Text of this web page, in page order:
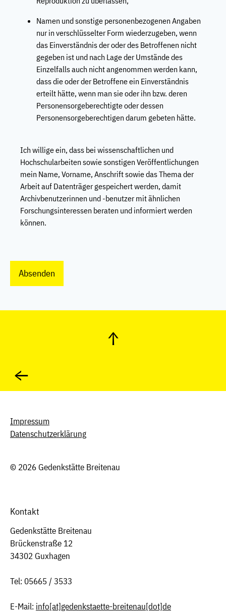
Namen und sonstige personenbezogenen Angaben
nur in verschlüsselter Form wiederzugeben, wenn
das Einverständnis der oder des Betroffenen nicht
gegeben ist und nach Lage der Umstände des
Einzelfalls auch nicht angenommen werden kann,
dass die oder der Betroffene ein Einverständnis
erteilt hätte, wenn man sie oder ihn bzw. deren
Personensorgeberechtigte oder dessen
Personensorgeberechtigen darum gebeten hätte.
Ich willige ein, dass bei wissenschaftlichen und
Hochschularbeiten sowie sonstigen Veröffentlichungen
mein Name, Vorname, Anschrift sowie das Thema der
Arbeit auf Datenträger gespeichert werden, damit
Archivbenutzerinnen und -benutzer mit ähnlichen
Forschungsinteressen beraten und informiert werden
können.
Absenden
↑
←
Impressum
Datenschutzerklärung
© 2026 Gedenkstätte Breitenau
Kontakt
Gedenkstätte Breitenau
Brückenstraße 12
34302 Guxhagen
Tel: 05665 / 3533
E-Mail: info[at]gedenkstaette-breitenau[dot]de